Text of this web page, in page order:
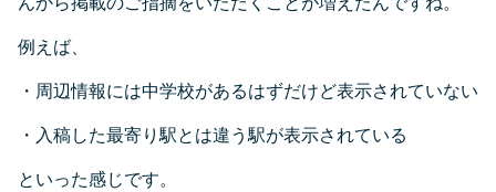
例えば、
・周辺情報には中学校があるはずだけど表示されていない
・入稿した最寄り駅とは違う駅が表示されている
といった感じです。